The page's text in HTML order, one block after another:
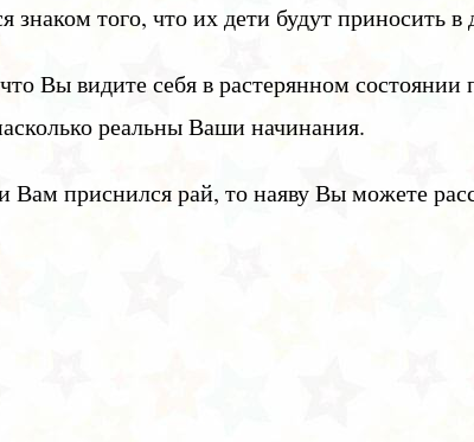
знаком того, что их дети будут приносить в
Вы видите себя в растерянном состоянии
реальны Ваши начинания.
приснился рай, то наяву Вы можете